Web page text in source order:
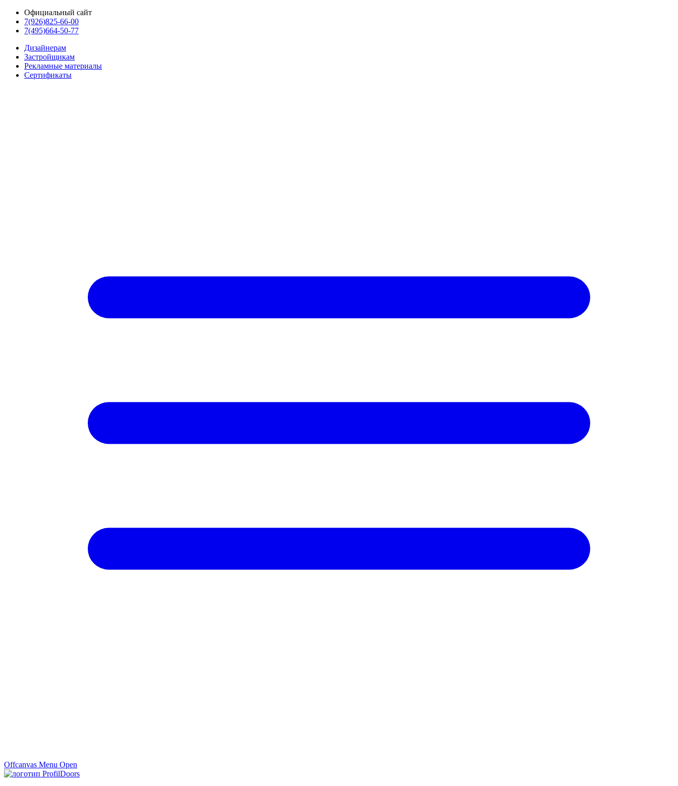
Официальный сайт
7(926)825-66-00
7(495)664-50-77
Дизайнерам
Застройщикам
Рекламные материалы
Сертификаты
Offcanvas Menu Open